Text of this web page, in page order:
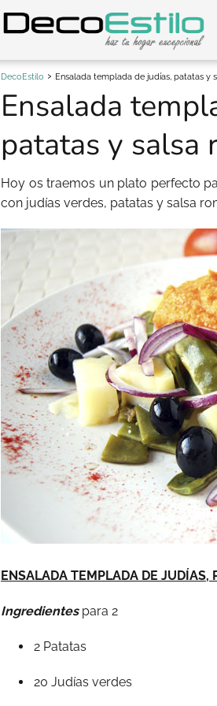
DecoEstilo Ensalada templada de judías, patatas y
Ensalada
patatas y salsa
Hoy os traemos un plato perfecto
con judías verdes, patatas y salsa
ENSALADA TEMPLADA DE JUDÍAS,
Ingredientes para 2
2 Patatas
20 Judías verdes